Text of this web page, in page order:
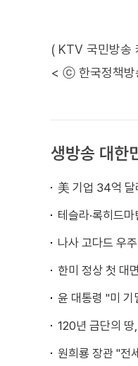
( KTV 국민방송
< ⓒ 한국정책방
생방송 대한
美 기업 34억 달
테슬라·록히드
나사 고다드 우
한미 정상 첫 대
윤 대통령 "미 기
120년 금단의 땅
원희룡 장관 "전